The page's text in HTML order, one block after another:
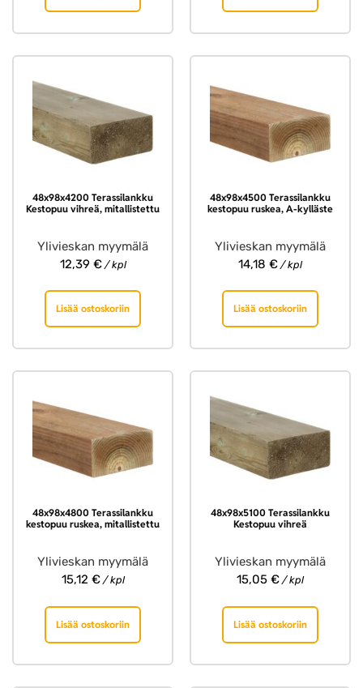
48x98x4200 Terassilankku
Kestopuu vihreä, mitallistettu
Ylivieskan myymälä
12,39 €/ kpl
Lisää ostoskoriin
48x98x4500 Terassilankku
kestopuu ruskea, A-kylläste
Ylivieskan myymälä
14,18 € / kpl
Lisää ostoskoriin
48x98x4800 Terassilankku
kestopuu ruskea, mitallistettu
Ylivieskan myymälä
15,12 €/ kpl
Lisää ostoskoriin
48x98x5100 Terassilankku
Kestopuu vihreä
Ylivieskan myymälä
15,05 € / kpl
Lisää ostoskoriin